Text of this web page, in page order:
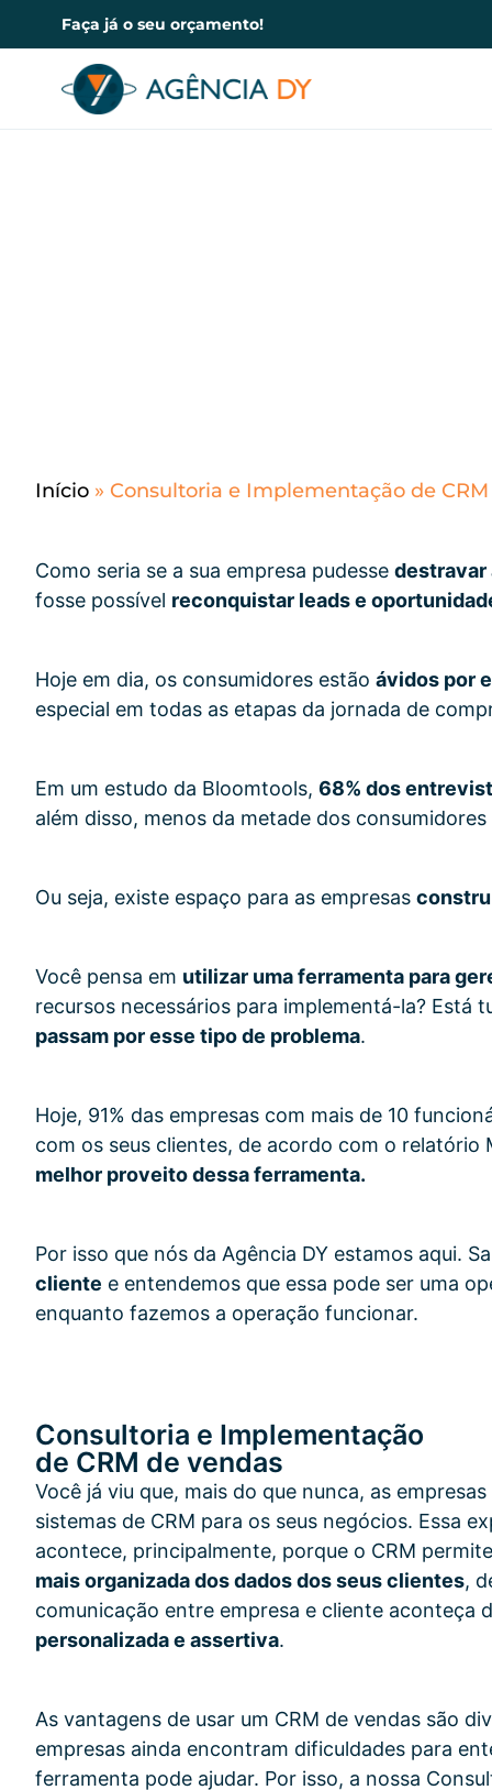
Faça já o seu orçamento!
Início » Consultoria e Implementação de
Como seria se a sua empresa pudesse destravar
fosse possível reconquistar leads e
Hoje em dia, os consumidores estão ávidos por
especial em todas as etapas da jornada de
Em um estudo da Bloomtools, 68% dos
além disso, menos da metade dos
Ou seja, existe espaço para as empresas
Você pensa em utilizar uma ferramenta para
recursos necessários para implementá-la? Está
passam por esse tipo de problema.
Hoje, 91% das empresas com mais de 10
com os seus clientes, de acordo com o
melhor proveito dessa ferramenta.
Por isso que nós da Agência DY estamos aqui.
cliente e entendemos que essa pode ser uma
enquanto fazemos a operação funcionar.
Consultoria e Implementação
de CRM de vendas
Você já viu que, mais do que nunca, as
sistemas de CRM para os seus negócios. Essa
acontece, principalmente, porque o CRM
mais organizada dos dados dos seus clientes,
comunicação entre empresa e cliente aconteça
personalizada e assertiva.
As vantagens de usar um CRM de vendas são
empresas ainda encontram dificuldades para
ferramenta pode ajudar. Por isso, a nossa